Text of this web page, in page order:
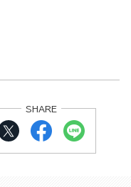
SHARE